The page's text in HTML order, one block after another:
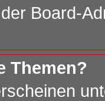
Board-
Themen?